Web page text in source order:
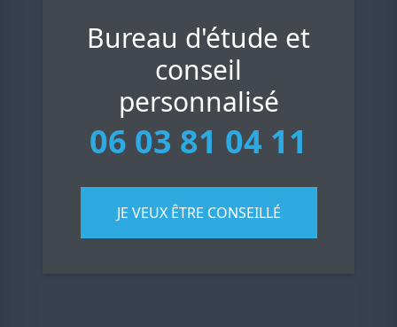
Bureau d'étude et
conseil
personnalisé
06 03 81 04 11
JE VEUX ÊTRE CONSEILLÉ